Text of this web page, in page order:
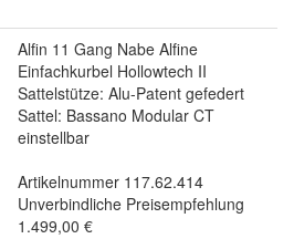
Alfin 11 Gang Nabe Alfine
Einfachkurbel Hollowtech II
Sattelstütze: Alu-Patent gefedert
Sattel: Bassano Modular CT
einstellbar
Artikelnummer 117.62.414
Unverbindliche Preisempfehlung
1.499,00 €